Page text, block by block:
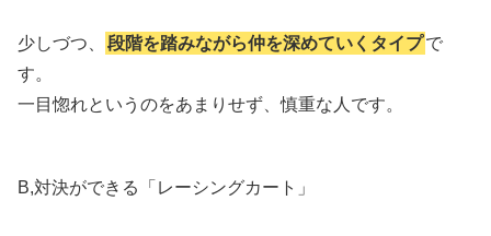
少しづつ、 段階を踏みながら仲を深めていくタイプで
す。
一目惚れというのをあまりせず、慎重な人です。
B,対決ができる「レーシングカート」